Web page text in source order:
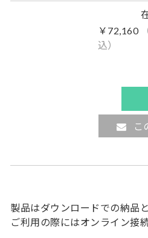
￥72,160
込）
こ
製品はダウンロードでの納品と
ご利用の際にはオンライン接